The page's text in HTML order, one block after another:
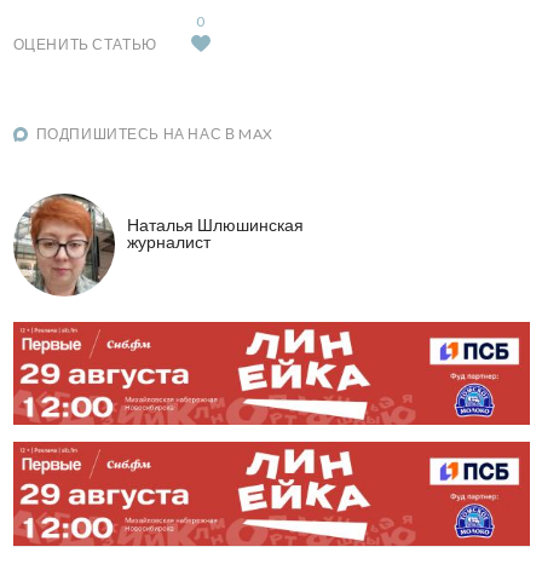
ОЦЕНИТЬ СТАТЬЮ
0
ПОДПИШИТЕСЬ НА НАС В MAX
Наталья Шлюшинская
журналист